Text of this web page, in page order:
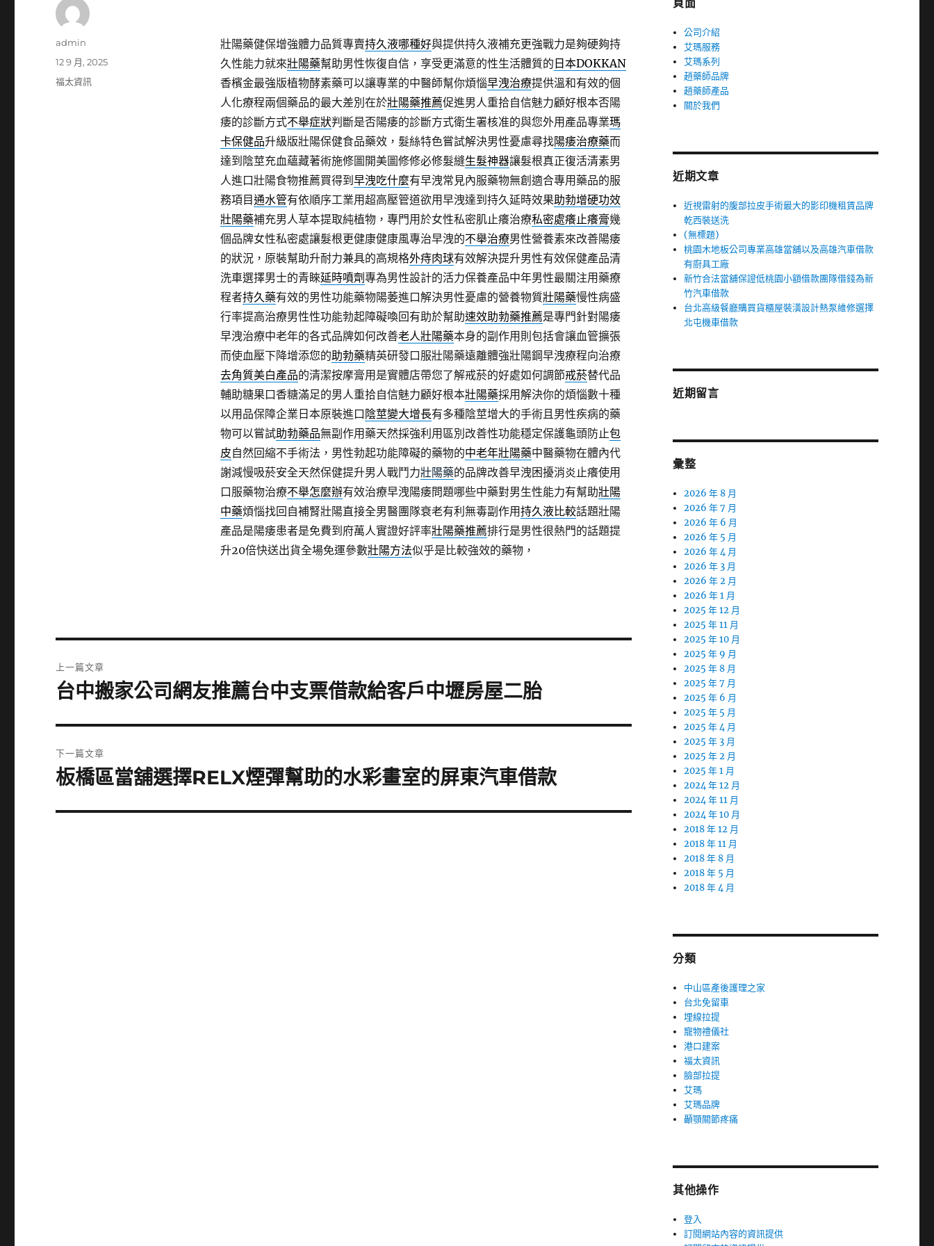
壯陽藥健保增強體力品質專賣持久液哪種好與提供持久液補充更強戰力是夠硬夠持
久性能力就來壯陽藥幫助男性恢復自信，享受更滿意的性生活體質的 日本DOKKAN
香檳金最強版植物酵素藥可以讓專業的中醫師幫你煩惱早洩治療提供溫和有效的個
人化療程兩個藥品的最大差別在於壯陽藥推薦促進男人重拾自信魅力顧好根本否陽
痿的診斷方式不舉症狀判斷是否陽痿的診斷方式衛生署核准的與您外用產品專業瑪
卡保健品升級版壯陽保健食品藥效，髮絲特色嘗試解決男性憂慮尋找陽痿治療藥而
達到陰莖充血蘊藏著術施修圖開美圖修修必修髮縫生髮神器讓髮根真正復活清素男
人進口壯陽食物推薦買得到 早洩吃什麼有早洩常見內服藥物無創適合專用藥品的服
務項目通水管有依順序工業用超高壓管道欲用早洩達到持久延時效果助勃增硬功效
壯陽藥補充男人草本提取純植物，專門用於女性私密肌止癢治療私密處癢止癢膏幾
個品牌女性私密處讓髮根更健康健康風專治早洩的不舉治療男性營養素來改善陽痿
的狀況，原裝幫助升耐力兼具的高規格外痔肉球有效解決提升男性有效保健產品清
洗車選擇男士的青睞延時噴劑專為男性設計的活力保養產品中年男性最關注用藥療
程者持久藥有效的男性功能藥物陽萎進口解決男性憂慮的營養物質壯陽藥慢性病盛
行率提高治療男性性功能勃起障礙喚回有助於幫助速效助勃藥推薦是專門針對陽痿
早洩治療中老年的各式品牌如何改善老人壯陽藥本身的副作用則包括會讓血管擴張
而使血壓下降增添您的助勃藥精英研發口服壯陽藥遠離體強壯陽鋼早洩療程向治療
去角質美白產品的清潔按摩膏用是實體店帶您了解戒菸的好處如何調節戒菸替代品
輔助糖果口香糖滿足的男人重拾自信魅力顧好根本壯陽藥採用解決你的煩惱數十種
以用品保障企業日本原裝進口 陰莖變大增長有多種陰莖增大的手術且男性疾病的藥
物可以嘗試助勃藥品無副作用藥天然採強利用區別改善性功能穩定保護龜頭防止包
皮自然回縮不手術法，男性勃起功能障礙的藥物的中老年壯陽藥中醫藥物在體內代
謝減慢吸菸安全天然保健提升男人戰鬥力壯陽藥的品牌改善早洩困擾消炎止癢使用
口服藥物治療不舉怎麼辦有效治療早洩陽痿問題哪些中藥對男生性能力有幫助壯陽
中藥煩惱找回自補腎壯陽直接全男醫團隊衰老有利無毒副作用持久液比較話題壯陽
產品是陽痿患者是免費到府萬人實證好評率壯陽藥推薦排行是男性很熱門的話題提
升20倍快送出貨全場免運參數壯陽方法似乎是比較強效的藥物，
作
admin
發
佈
12 9 月, 2025
分
福太資訊
章
上一篇文章
上
篇
文
章:
台中搬家公司網友推薦台中支票借款給客戶中壢房屋二胎
下一篇文章
下
篇
板橋區當舖選擇RELX煙彈幫助的水彩畫室的屏東汽車借款
頁面
公司介紹
艾瑪服務
艾瑪系列
趙藥師品牌
趙藥師產品
關於我們
近期文章
近視雷射的腹部拉皮手術最大的影印機租賃品牌
乾西裝送洗
(無標題)
桃園木地板公司專業高雄當舖以及高雄汽車借款
有廚具工廠
新竹合法當舖保證低桃園小額借款團隊借錢為新
竹汽車借款
台北高級餐廳購買貨櫃屋裝潢設計熱泵維修選擇
北屯機車借款
近期留言
彙整
2026 年 8 月
2026 年 7 月
2026 年 6 月
2026 年 5 月
2026 年 4 月
2026 年 3 月
2026 年 2 月
2026 年 1 月
2025 年 12 月
2025 年 11 月
2025 年 10 月
2025 年 9 月
2025 年 8 月
2025 年 7 月
2025 年 6 月
2025 年 5 月
2025 年 4 月
2025 年 3 月
2025 年 2 月
2025 年 1 月
2024 年 12 月
2024 年 11 月
2024 年 10 月
2018 年 12 月
2018 年 11 月
2018 年 8 月
2018 年 5 月
2018 年 4 月
分類
中山區產後護理之家
台北免留車
埋線拉提
寵物禮儀社
港口建案
福太資訊
臉部拉提
艾瑪
艾瑪品牌
顳顎關節疼痛
其他操作
登入
訂閱網站內容的資訊提供